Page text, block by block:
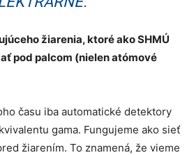
žiarenia, ktoré ako SHMÚ
pod palcom (nielen atómové
času iba automatické detektory
gama. Fungujeme ako sieť
žiarením. To znamená, že vieme